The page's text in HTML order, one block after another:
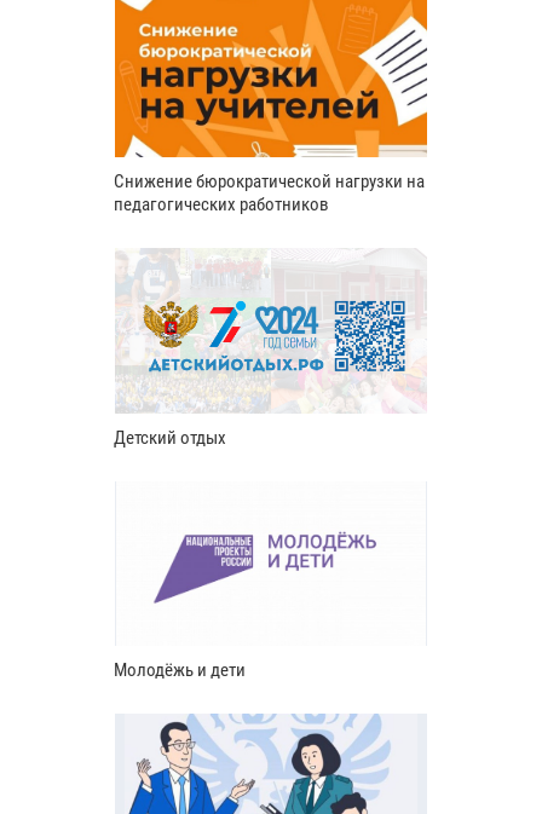
Снижение бюрократической нагрузки на
педагогических работников
Детский отдых
Молодёжь и дети